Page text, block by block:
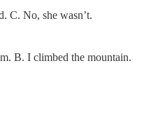
C. No, she wasn’t.
B. I climbed the mountain.